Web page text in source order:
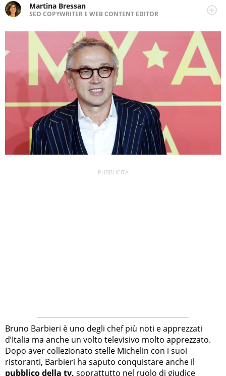
Martina Bressan
SEO COPYWRITER E WEB CONTENT EDITOR
Appassionata di viaggi, di trail running e di yoga, ama
scoprire nuovi posti e nuove culture. Curiosa,
determinata e intraprendente adora leggere ma
soprattutto scrivere.
Bruno Barbieri è uno degli chef più noti e apprezzati
d’Italia ma anche un volto televisivo molto apprezzato.
Dopo aver collezionato stelle Michelin con i suoi
ristoranti, Barbieri ha saputo conquistare anche il
pubblico della tv, soprattutto nel ruolo di giudice